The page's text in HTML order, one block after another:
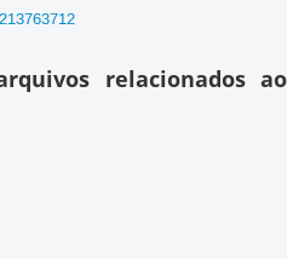
relacionados ao